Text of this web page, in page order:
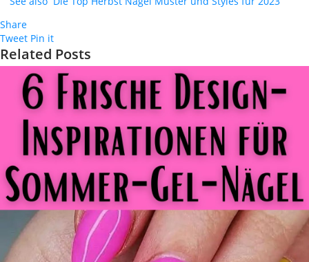
Share
Tweet Pin it
Related Posts